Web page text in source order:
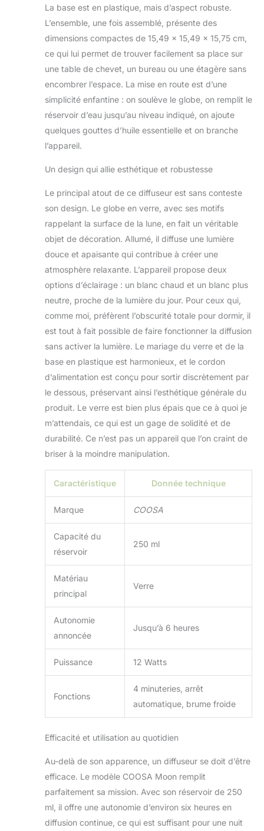
d'aromathérapie,
humidificateur à
brume fraîche,
veilleuse.
Multifonction :
humidifie la peau,
humidifie l'air,
améliore le sommeil.
Les lumières
peuvent être
moment.
pour la famille et les
amis. Réglage de la
automatique : 4
modes de réglage
de la minuterie :
automatique 1 h, 3
régler l'heure selon
vos différents
besoins. Le
diffuseur d'huiles
essentielles
d'aromathérapie
cessera
automatiquement
de fonctionner et
empêchera votre
appareil d'être
endommagé car
l'eau a été épuisée.
Technologie
diffuseur d'huiles
d'aromathérapie
adopte une
technologie
avancée. Il est
silencieux sans
lorsque vous
travail. Aucune
chaleur n'est
utilisée, ce qui le
rend sans danger
pour les enfants et
Capacité d'eau de
heures de temps de
travail, donnant à
votre maison un
parfumé, humidifiez
doucement l'air et
La base est en plastique, mais d’aspect robuste.
L’ensemble, une fois assemblé, présente des
dimensions compactes de 15,49 x 15,49 x 15,75 cm,
ce qui lui permet de trouver facilement sa place sur
une table de chevet, un bureau ou une étagère sans
encombrer l’espace. La mise en route est d’une
simplicité enfantine : on soulève le globe, on remplit le
réservoir d’eau jusqu’au niveau indiqué, on ajoute
quelques gouttes d’huile essentielle et on branche
l’appareil.
Un design qui allie esthétique et robustesse
Le principal atout de ce diffuseur est sans conteste
son design. Le globe en verre, avec ses motifs
rappelant la surface de la lune, en fait un véritable
objet de décoration. Allumé, il diffuse une lumière
douce et apaisante qui contribue à créer une
atmosphère relaxante. L’appareil propose deux
options d’éclairage : un blanc chaud et un blanc plus
neutre, proche de la lumière du jour. Pour ceux qui,
comme moi, préfèrent l’obscurité totale pour dormir, il
est tout à fait possible de faire fonctionner la diffusion
sans activer la lumière. Le mariage du verre et de la
base en plastique est harmonieux, et le cordon
d’alimentation est conçu pour sortir discrètement par
le dessous, préservant ainsi l’esthétique générale du
produit. Le verre est bien plus épais que ce à quoi je
m’attendais, ce qui est un gage de solidité et de
durabilité. Ce n’est pas un appareil que l’on craint de
briser à la moindre manipulation.
Caractéristique Donnée technique
Marque COOSA
Capacité du
réservoir
250 ml
Matériau
principal
Verre
Autonomie
annoncée
Jusqu’à 6 heures
Puissance 12 Watts
Fonctions
4 minuteries, arrêt
automatique, brume froide
Efficacité et utilisation au quotidien
Au-delà de son apparence, un diffuseur se doit d’être
efficace. Le modèle COOSA Moon remplit
parfaitement sa mission. Avec son réservoir de 250
ml, il offre une autonomie d’environ six heures en
diffusion continue, ce qui est suffisant pour une nuit